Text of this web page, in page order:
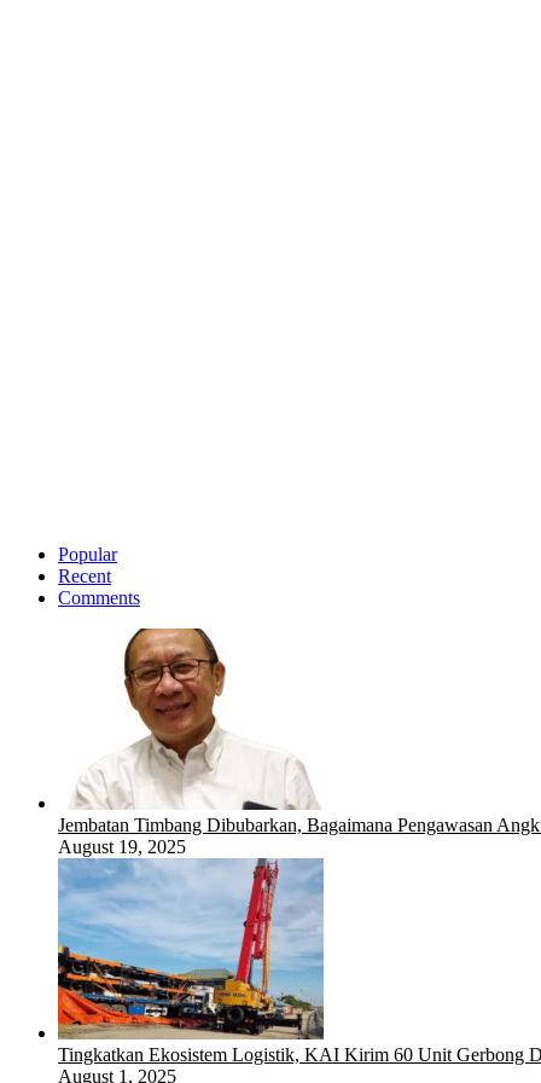
Popular
Recent
Comments
Jembatan Timbang Dibubarkan, Bagaimana Pengawasan
August 19, 2025
Tingkatkan Ekosistem Logistik, KAI Kirim 60 Unit Gerbong
August 1, 2025